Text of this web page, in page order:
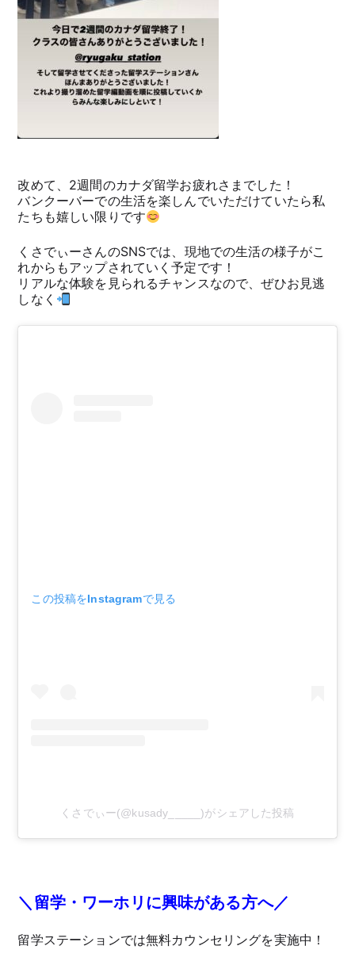
改めて、2週間のカナダ留学お疲れさまでした！
バンクーバーでの生活を楽しんでいただけていたら私
たちも嬉しい限りです
くさでぃーさんのSNSでは、現地での生活の様子がこ
れからもアップされていく予定です！
リアルな体験を見られるチャンスなので、ぜひお見逃
しなく
この投稿をInstagramで見る
くさでぃー(@kusady_____)がシェアした投稿
＼留学・ワーホリに興味がある方へ／
留学ステーションでは無料カウンセリングを実施中！